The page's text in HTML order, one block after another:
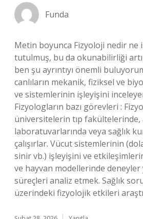
Funda
Metin boyunca Fizyoloji nedir ne
tutulmuş, bu da okunabilirliği
ben şu ayrıntıyı önemli
canlıların mekanik, fiziksel ve
ve sistemlerinin işleyişini
Fizyologların bazı görevleri :
üniversitelerin tıp fakültelerinde,
laboratuvarlarında veya sağlık
çalışırlar. Vücut sistemlerinin
sinir vb.) işleyişini ve
ve hayvan modellerinde
süreçleri analiz etmek. Sağlık
üzerindeki fizyolojik etkileri